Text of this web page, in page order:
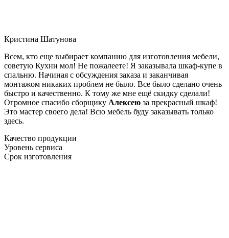
Кристина Шатунова
Всем, кто еще выбирает компанию для изготовления мебели,
советую Кухни мол! Не пожалеете! Я заказывала шкаф-купе в
спальню. Начиная с обсуждения заказа и заканчивая
монтажом никаких проблем не было. Все было сделано очень
быстро и качественно. К тому же мне ещё скидку сделали!
Огромное спасибо сборщику Алексею за прекрасный шкаф!
Это мастер своего дела! Всю мебель буду заказывать только
здесь.
Качество продукции
Уровень сервиса
Срок изготовления